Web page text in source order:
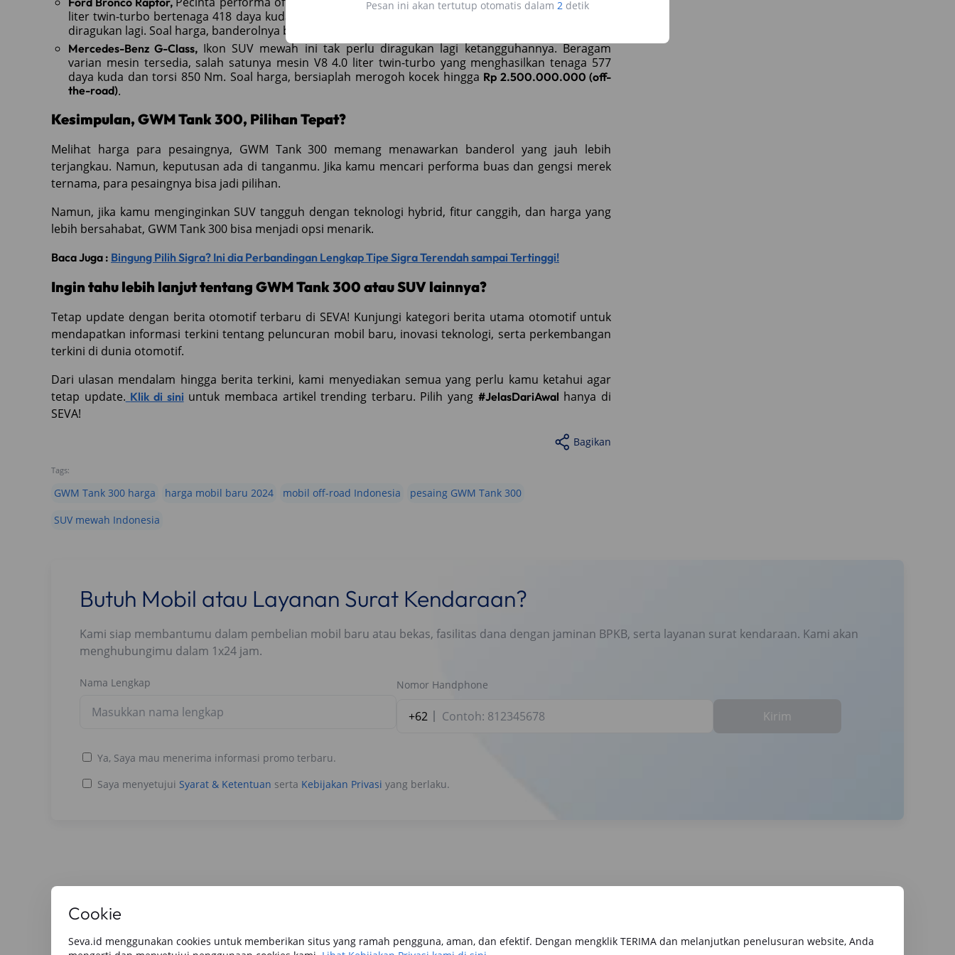
Cookie
Seva.id menggunakan cookies untuk memberikan situs yang ramah pengguna, aman, dan efektif. Dengan mengklik TERIMA dan melanjutkan penelusuran website, Anda
Pesan ini akan tertutup otomatis dalam 1 detik
liter twin-turbo bertenaga 418 daya kuda dan torsi 542 Nm, performa Ford Bronco Raptor tak perlu
diragukan lagi. Soal harga, banderolnya berada di kisaran
Mercedes-Benz G-Class, Ikon SUV mewah ini tak perlu diragukan lagi ketangguhannya. Beragam
varian mesin tersedia, salah satunya mesin V8 4.0 liter twin-turbo yang menghasilkan tenaga 577
daya kuda dan torsi 850 Nm. Soal harga, bersiaplah merogoh kocek hingga Rp 2.500.000.000 (off-
the-road).
Kesimpulan, GWM Tank 300, Pilihan Tepat?
Melihat harga para pesaingnya, GWM Tank 300 memang menawarkan banderol yang jauh lebih
terjangkau. Namun, keputusan ada di tanganmu. Jika kamu mencari performa buas dan gengsi merek
ternama, para pesaingnya bisa jadi pilihan.
Namun, jika kamu menginginkan SUV tangguh dengan teknologi hybrid, fitur canggih, dan harga yang
lebih bersahabat, GWM Tank 300 bisa menjadi opsi menarik.
Baca Juga : Bingung Pilih Sigra? Ini dia Perbandingan Lengkap Tipe Sigra Terendah sampai Tertinggi!
Ingin tahu lebih lanjut tentang GWM Tank 300 atau SUV lainnya?
Tetap update dengan berita otomotif terbaru di SEVA! Kunjungi kategori berita utama otomotif untuk
mendapatkan informasi terkini tentang peluncuran mobil baru, inovasi teknologi, serta perkembangan
terkini di dunia otomotif.
Dari ulasan mendalam hingga berita terkini, kami menyediakan semua yang perlu kamu ketahui agar
tetap update. Klik di sini untuk membaca artikel trending terbaru. Pilih yang #JelasDariAwal hanya di
SEVA!
Bagikan
Tags:
GWM Tank 300 harga harga mobil baru 2024 mobil off-road Indonesia
pesaing GWM Tank 300
SUV mewah Indonesia
Butuh Mobil atau Layanan Surat Kendaraan?
Kami siap membantumu dalam pembelian mobil baru atau bekas, fasilitas dana dengan jaminan BPKB, serta layanan surat kendaraan. Kami akan
menghubungimu dalam 1x24 jam.
Nama Lengkap Nomor Handphone
+62 Kirim
Ya, Saya mau menerima informasi promo terbaru.
Saya menyetujui Syarat & Ketentuan serta Kebijakan Privasi yang berlaku.
Baca Artikel Lainnya
SemuaBerita UtamaTips & RekomendasiReview OtomotifKeuanganTravel & Lifestyle